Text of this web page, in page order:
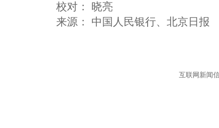
校对： 晓亮
互联网新闻